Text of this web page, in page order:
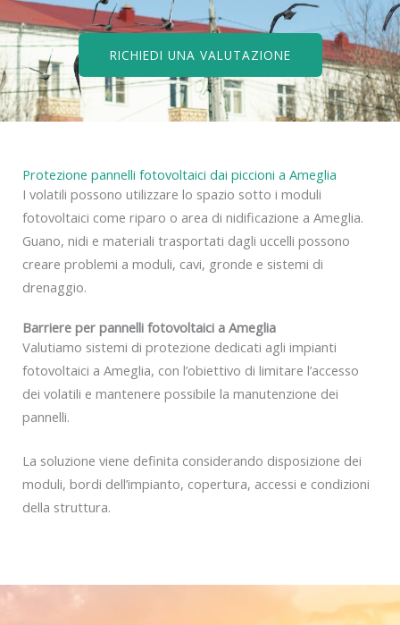
RICHIEDI UNA VALUTAZIONE
Protezione pannelli fotovoltaici dai piccioni a Ameglia
I volatili possono utilizzare lo spazio sotto i moduli
fotovoltaici come riparo o area di nidificazione a Ameglia.
Guano, nidi e materiali trasportati dagli uccelli possono
creare problemi a moduli, cavi, gronde e sistemi di
drenaggio.
Barriere per pannelli fotovoltaici a Ameglia
Valutiamo sistemi di protezione dedicati agli impianti
fotovoltaici a Ameglia, con l’obiettivo di limitare l’accesso
dei volatili e mantenere possibile la manutenzione dei
pannelli.
La soluzione viene definita considerando disposizione dei
moduli, bordi dell’impianto, copertura, accessi e condizioni
della struttura.